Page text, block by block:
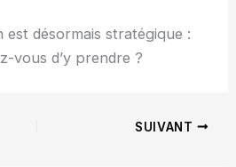
est désormais stratégique :
vous d’y prendre ?
SUIVANT